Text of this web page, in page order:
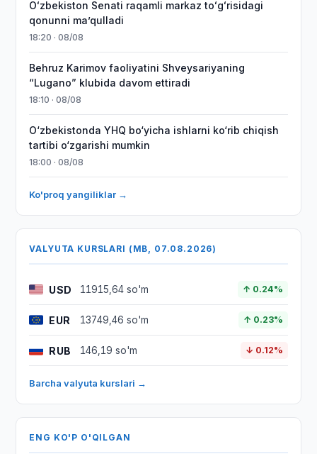
Oʻzbekiston Senati raqamli markaz toʻgʻrisidagi
qonunni maʼqulladi
18:20 · 08/08
Behruz Karimov faoliyatini Shveysariyaning
“Lugano” klubida davom ettiradi
18:10 · 08/08
O‘zbekistonda YHQ bo‘yicha ishlarni ko‘rib chiqish
tartibi o‘zgarishi mumkin
18:00 · 08/08
Ko'proq yangiliklar →
VALYUTA KURSLARI (MB, 07.08.2026)
USD 11915,64 so'm ↑ 0.24%
EUR 13749,46 so'm ↑ 0.23%
RUB 146,19 so'm ↓ 0.12%
Barcha valyuta kurslari →
ENG KO'P O'QILGAN